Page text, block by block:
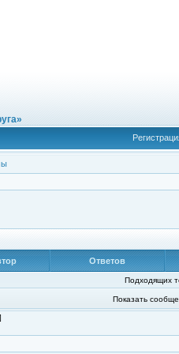
Ответов
Подходящих
Показать